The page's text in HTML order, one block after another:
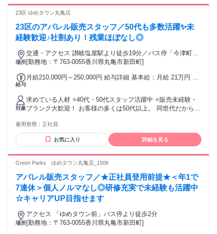
23区 ゆめタウン丸亀店
23区のアパレル販売スタッフ／50代も多数活躍✨未
経験歓迎♪社割あり！残業ほぼなし◎
場所
交通・アクセス 讃岐塩屋駅より徒歩19分／バス停「今津町
南」より徒歩3分【交通費規定支給】
[勤務地：〒763-0055香川県丸亀市新田町]
給与
月給210,000円～250,000円 給与詳細 基本給：月給 21万円 〜
れる通勤・皆勤・家族手当金額：なし 全員に一律で支払われ
るその他手当金額：なし ※経験考慮の上、決定します。 ※別
途諸手当有り
対象
求めている人材 ⭐40代・50代スタッフ活躍中 ⭐販売未経験・
ブランク大歓迎！ お客様の多くは50代以上。 同世代だからこ
です♪ 「洋服が好き」 「人と話すことが好き」 そんな気持ち
があれば大丈夫★ ▽こんな方におすすめ▽ ✅50代から新しい
仕事を始めたい ✅子育てが落ち着き仕事復帰したい ✅人と話
接客がしたい ▽こんなスタッフが活躍中▽ ✅40代・50代で正
事復帰した方 ✅長年パート勤務から正社員になった方 ※定年
65歳（65歳以降、再雇用制度あり） ▹◃┄▸◂┄▹◃┄▸◂┄▹◃┄▸◂┄▹◃
お電話でのお問合せもお気軽に♪ TEL：092-292-6788／採用担
当 ▹◃┄▸◂┄▹◃┄▸◂┄▹◃┄▸◂┄▹◃
雇用形態： 正社員
お気に入り 詳細を見る
Green Parks ゆめタウン丸亀店_1506
アパレル販売スタッフ／★正社員登用前提★＜年1で
7連休＞個人ノルマなし◎研修充実で未経験も活躍中
☆キャリアUP目指せます
場所
アクセス 「ゆめタウン前」バス停より徒歩2分
[勤務地：〒763-0055香川県丸亀市新田町]